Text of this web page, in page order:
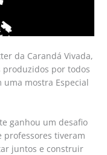
da Carandá Vivada,
por todos
mostra Especial
ganhou um desafio
professores tiveram
juntos e construir